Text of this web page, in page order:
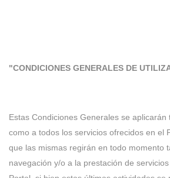
"CONDICIONES GENERALES DE
Estas Condiciones Generales se
como a todos los servicios ofrecidos en el
que las mismas regirán en todo momento
navegación y/o a la prestación de